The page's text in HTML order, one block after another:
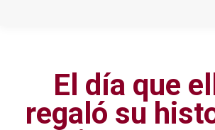
El día que
regaló su